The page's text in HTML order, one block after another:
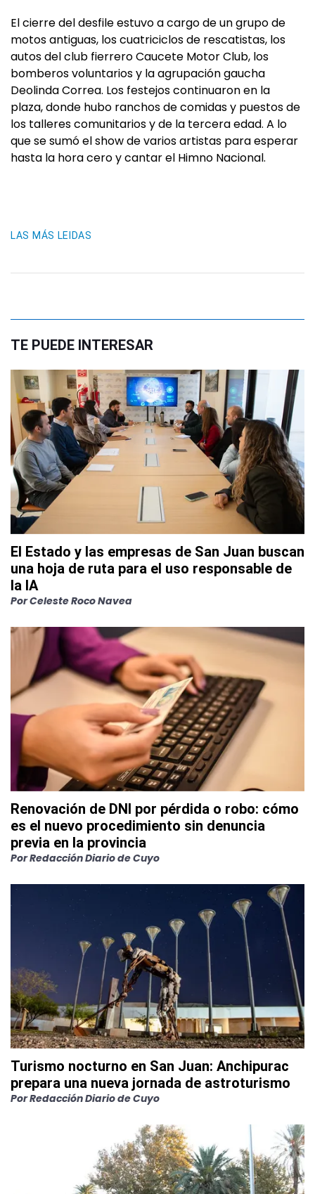
El cierre del desfile estuvo a cargo de un grupo de
motos antiguas, los cuatriciclos de rescatistas, los
autos del club fierrero Caucete Motor Club, los
bomberos voluntarios y la agrupación gaucha
Deolinda Correa. Los festejos continuaron en la
plaza, donde hubo ranchos de comidas y puestos de
los talleres comunitarios y de la tercera edad. A lo
que se sumó el show de varios artistas para esperar
hasta la hora cero y cantar el Himno Nacional.
LAS MÁS LEIDAS
TE PUEDE INTERESAR
El Estado y las empresas de San Juan buscan
una hoja de ruta para el uso responsable de
la IA
PorCeleste Roco Navea
Renovación de DNI por pérdida o robo: cómo
es el nuevo procedimiento sin denuncia
previa en la provincia
PorRedacción Diario de Cuyo
Turismo nocturno en San Juan: Anchipurac
prepara una nueva jornada de astroturismo
PorRedacción Diario de Cuyo